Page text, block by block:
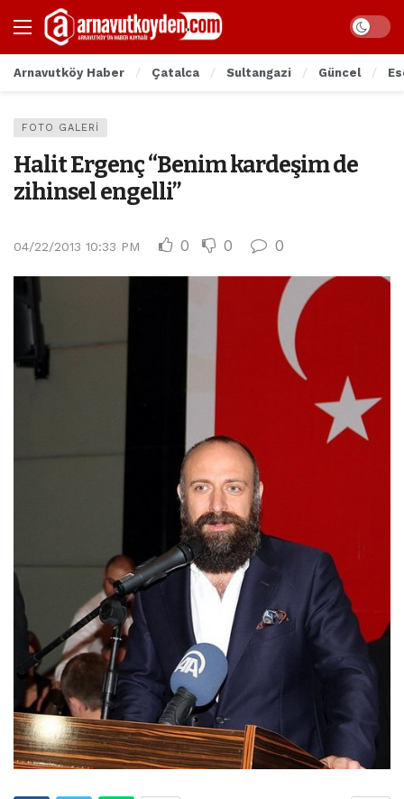
Arnavutköy Haber Çatalca Sultangazi Güncel
FOTO GALERI
Halit Ergenç “Benim kardeşim de
zihinsel engelli”
04/22/2013 10:33 PM 0 0 0